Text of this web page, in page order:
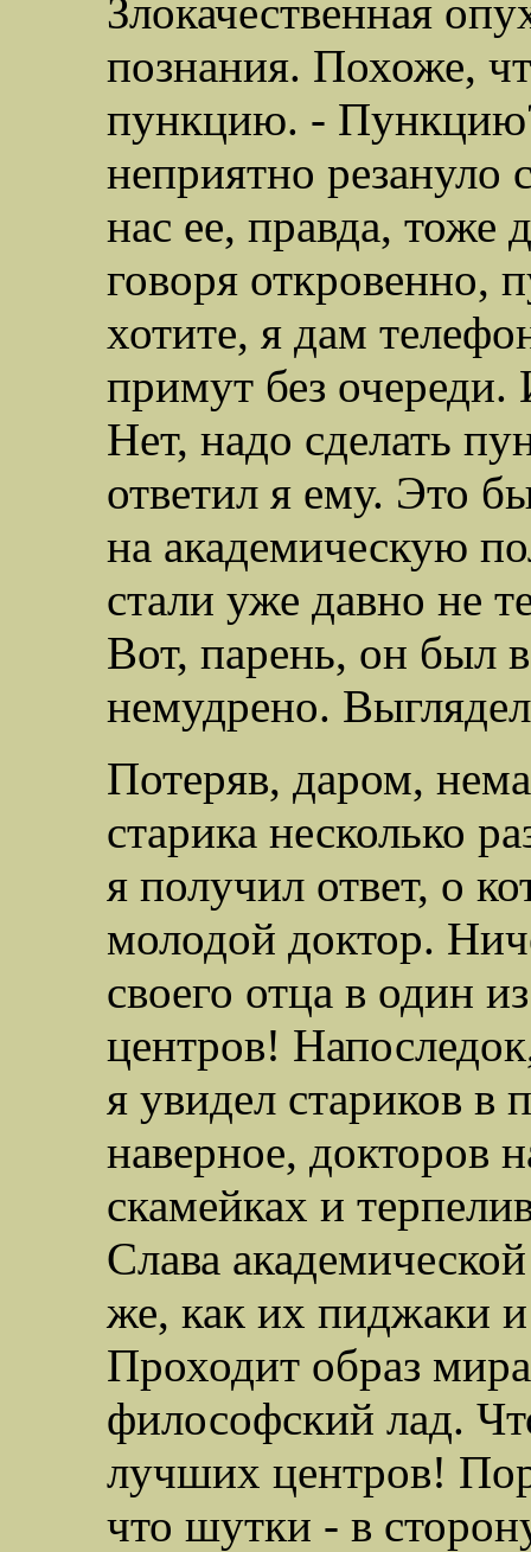
Злокачественная
познания. Похоже,
пункцию. -
неприятно
нас ее, правда, тоже
говоря откровенно,
хотите, я дам
примут без очереди.
Нет, надо сделать
ответил я ему. Это
на академическую
стали уже давно не
Вот, парень, он был
немудрено.
Потеряв, даром,
старика несколько
я получил ответ, о
молодой доктор.
своего отца в один
центров!
я увидел стариков в
наверное, докторов
скамейках и
Слава
же, как их пиджаки
Проходит образ
философский лад.
лучших центров!
что шутки - в